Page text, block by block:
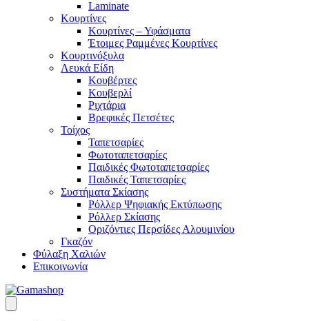
Laminate
Κουρτίνες
Κουρτίνες – Υφάσματα
Έτοιμες Ραμμένες Κουρτίνες
Κουρτινόξυλα
Λευκά Είδη
Κουβέρτες
Κουβερλί
Ριχτάρια
Βρεφικές Πετσέτες
Τοίχος
Ταπετσαρίες
Φωτοταπετσαρίες
Παιδικές Φωτοταπετσαρίες
Παιδικές Ταπετσαρίες
Συστήματα Σκίασης
Ρόλλερ Ψηφιακής Εκτύπωσης
Ρόλλερ Σκίασης
Οριζόντιες Περσίδες Αλουμινίου
Γκαζόν
Φύλαξη Χαλιών
Επικοινωνία